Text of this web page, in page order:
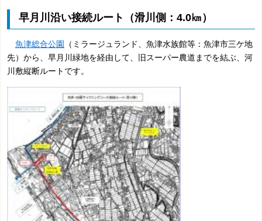
早月川沿い接続ルート（滑川側：4.0㎞）
魚津総合公園
（ミラージュランド、魚津水族館等：魚津市三ケ地
先）から、早月川緑地を経由して、旧スーパー農道までを結ぶ、河
川敷縦断ルートです。